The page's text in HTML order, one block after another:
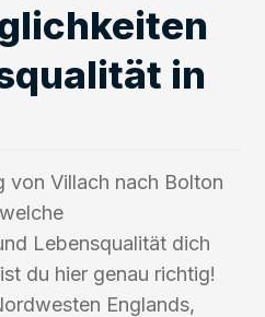
in
von Villach nach Bolton
Lebensqualität dich
du hier genau richtig!
Englands,